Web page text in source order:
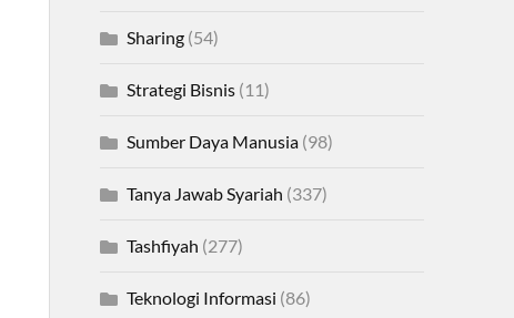
Sharing(54)
Strategi Bisnis(11)
Sumber Daya Manusia(98)
Tanya Jawab Syariah (337)
Tashfiyah (277)
Teknologi Informasi (86)